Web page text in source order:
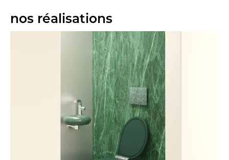
nos réalisations